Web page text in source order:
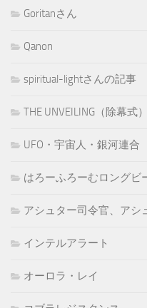
Goritanさん
Qanon
spiritual-lightさんの記事
THE UNVEILING（除幕式）
UFO・宇宙人・銀河連合
はろーふろーむロングビ
アシュター司令官、アシ
インテルアラート
オーロラ・レイ